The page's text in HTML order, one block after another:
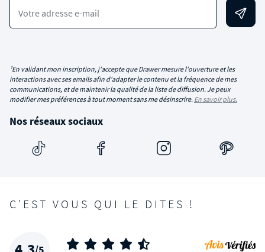
Votre adresse e-mail
¹En validant mon inscription, j'accepte que Drawer mesure l'ouverture et les
interactions avec ses emails afin d'adapter le contenu et la fréquence de mes
communications, et de maintenir la qualité de la liste de diffusion. Je peux
modifier mes préférences à tout moment sans me désinscrire. En savoir plus.
Nos réseaux sociaux
C'EST VOUS QUI LE DITES !
/5